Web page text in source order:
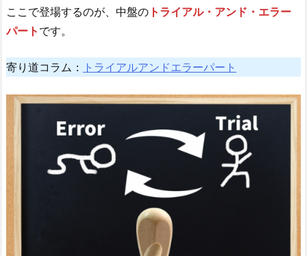
ここで登場するのが、中盤の トライアル・アンド・エラー
パート です。
寄り道コラム： トライアルアンドエラーパート